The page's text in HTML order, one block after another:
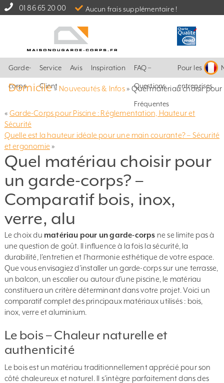
01 86 65 20 00 Aucun frais supplémentaire !
Garde-
corps
Service
Client
Avis Inspiration FAQ –
Questions
Fréquentes
Pour les
entreprises
Domicile» Nouveautés & Infos»Quel matériau choisir pour
« Garde-Corps pour Piscine : Réglementation, Hauteur et
Sécurité
Quelle est la hauteur idéale pour une main courante? – Sécurité
et ergonomie »
Quel matériau choisir pour
un garde-corps? –
Comparatif bois, inox,
verre, alu
Le choix du matériau pour un garde-corps ne se limite pas à
une question de goût. Il influence à la fois la sécurité, la
durabilité, l’entretien et l’harmonie esthétique de votre espace.
Que vous envisagiez d’installer un garde-corps sur une terrasse,
un balcon, un escalier ou autour d’une piscine, le matériau
constituera un critère déterminant dans votre projet. Voici un
comparatif complet des principaux matériaux utilisés : bois,
inox, verre et aluminium.
Le bois – Chaleur naturelle et
authenticité
Le bois est un matériau traditionnellement apprécié pour son
côté chaleureux et naturel. Il s’intègre parfaitement dans des